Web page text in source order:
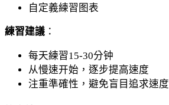
自定義練習图表
練習建議 ：
每天練習15-30分钟
从慢速开始，逐步提高速度
注重準確性，避免盲目追求速度